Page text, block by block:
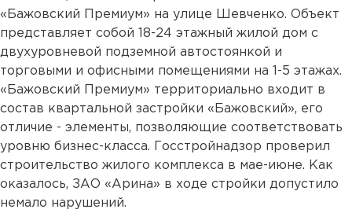
«Бажовский Премиум» на улице Шевченко. Объект
представляет собой 18-24 этажный жилой дом с
двухуровневой подземной автостоянкой и
торговыми и офисными помещениями на 1-5 этажах.
«Бажовский Премиум» территориально входит в
состав квартальной застройки «Бажовский», его
отличие - элементы, позволяющие соответствовать
уровню бизнес-класса. Госстройнадзор проверил
строительство жилого комплекса в мае-июне. Как
оказалось, ЗАО «Арина» в ходе стройки допустило
немало нарушений.